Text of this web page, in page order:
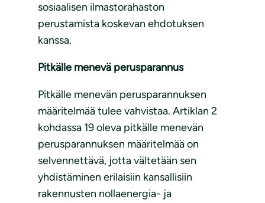
sosiaalisen ilmastorahaston
perustamista koskevan ehdotuksen
kanssa.
Pitkälle menevä perusparannus
Pitkälle menevän perusparannuksen
määritelmää tulee vahvistaa. Artiklan 2
kohdassa 19 oleva pitkälle menevän
perusparannuksen määritelmää on
selvennettävä, jotta vältetään sen
yhdistäminen erilaisiin kansallisiin
rakennusten nollaenergia- ja